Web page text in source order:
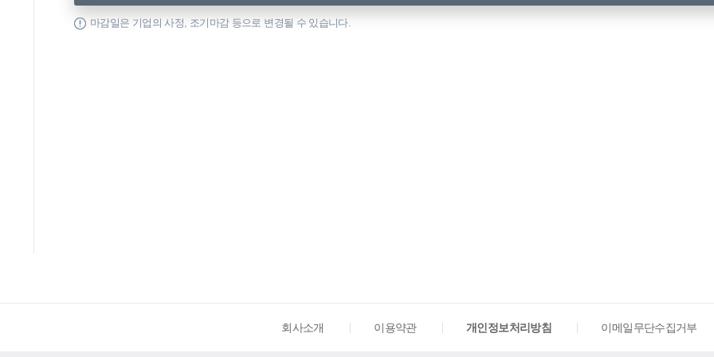
마감일은 기업의 사정, 조기마감 등으로 변경될 수 있습니다.
회사소개 이용약관 개인정보처리방침 이메일무단수집거부